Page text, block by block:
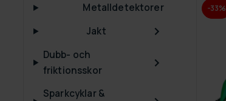
Metalldetektorer
Jakt
Dubb- och
friktionsskor
Sparkcyklar &
-33%